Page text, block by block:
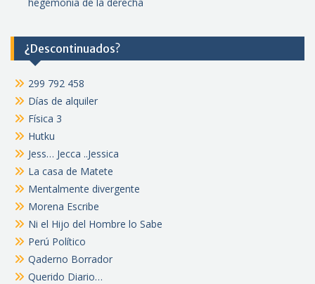
¿Descontinuados?
299 792 458
Días de alquiler
Física 3
Hutku
Jess… Jecca ..Jessica
La casa de Matete
Mentalmente divergente
Morena Escribe
Ni el Hijo del Hombre lo Sabe
Perú Político
Qaderno Borrador
Querido Diario…